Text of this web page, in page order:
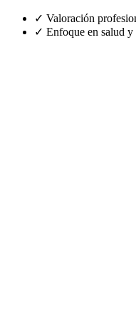
✓ Valoración
✓ Enfoque en salud